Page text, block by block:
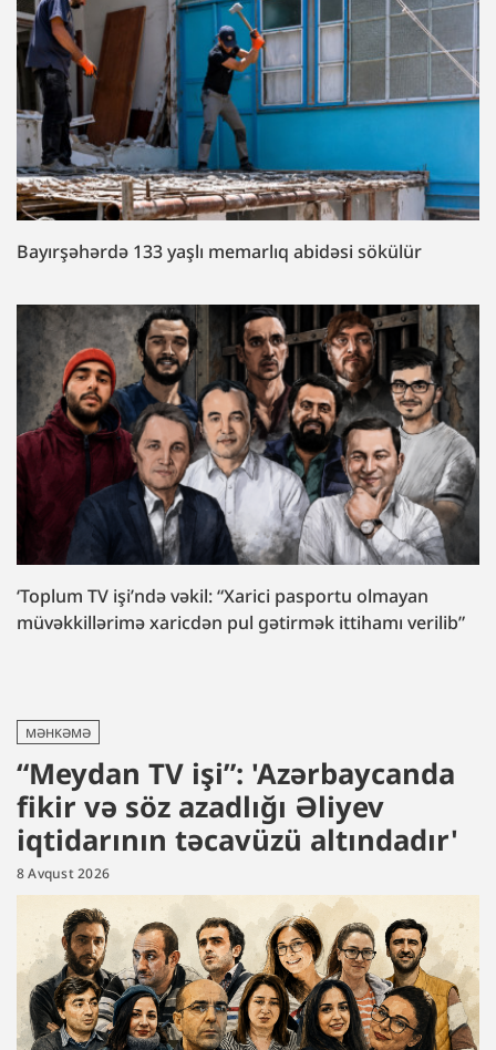
Bayırşəhərdə 133 yaşlı memarlıq abidəsi sökülür
‘Toplum TV işi’ndə vəkil: “Xarici pasportu olmayan
müvəkkillərimə xaricdən pul gətirmək ittihamı verilib”
MƏHKƏMƏ
“Meydan TV işi”: 'Azərbaycanda
fikir və söz azadlığı Əliyev
iqtidarının təcavüzü altındadır'
8 Avqust 2026